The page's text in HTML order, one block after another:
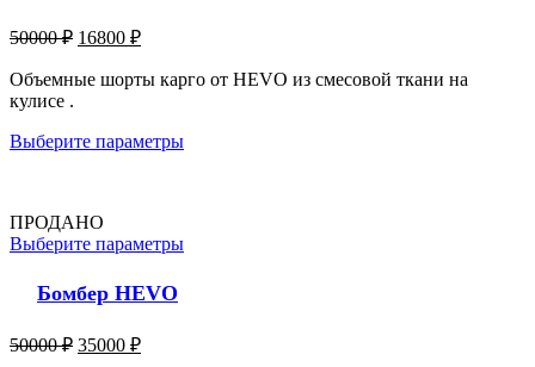
50000₽ 16800 ₽
Объемные шорты карго от HEVO из смесовой ткани на
кулисе .
Выберите параметры
ПРОДАНО
Выберите параметры
Бомбер HEVO
50000₽ 35000 ₽